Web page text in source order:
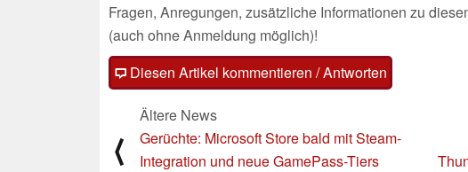
Fragen, Anregungen, zusätzliche Informationen zu
(auch ohne Anmeldung möglich)!
Diesen Artikel kommentieren / Antworten
⟨
Ältere News
Gerüchte: Microsoft Store bald mit Steam-
Integration und neue GamePass-Tiers